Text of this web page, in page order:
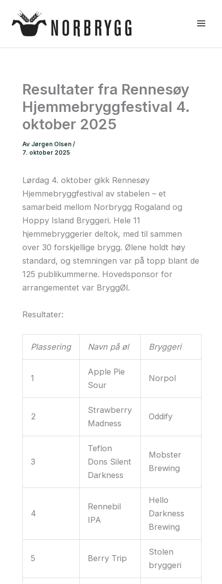
rett
Resultater fra Rennesøy
Hjemmebryggfestival 4.
oktober 2025
Av Jørgen Olsen /
7. oktober 2025
Lørdag 4. oktober gikk Rennesøy
Hjemmebryggfestival av stabelen – et
samarbeid mellom Norbrygg Rogaland og
Hoppy Island Bryggeri. Hele 11
hjemmebryggerier deltok, med til sammen
over 30 forskjellige brygg. Ølene holdt høy
standard, og stemningen var på topp blant de
125 publikummerne. Hovedsponsor for
arrangementet var BryggØl.
Resultater:
Plassering Navn på øl Bryggeri
1
Apple Pie
Sour
Norpol
2
Strawberry
Madness
Oddify
3
Teflon
Dons Silent
Darkness
Mobster
Brewing
4
Rennebil
IPA
Hello
Darkness
Brewing
5 Berry Trip
Stolen
bryggeri